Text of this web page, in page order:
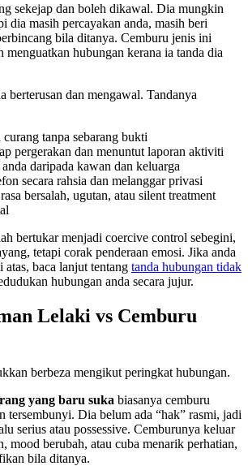
sekejap dan boleh dikawal. Dia mungkin
dia masih percayakan anda, masih beri
bila ditanya. Cemburu jenis ini
menguatkan hubungan kerana ia tanda dia
berterusan dan mengawal. Tandanya
tanpa sebarang bukti
pergerakan dan menuntut laporan aktiviti
daripada kawan dan keluarga
secara rahsia dan melanggar privasi
bersalah, ugutan, atau silent treatment
bertukar menjadi coercive control sebegini,
tetapi corak penderaan emosi. Jika anda
baca lanjut tentang tanda hubungan tidak
hubungan anda secara jujur.
Lelaki vs Cemburu
berbeza mengikut peringkat hubungan.
yang baru suka biasanya cemburu
tersembunyi. Dia belum ada “hak” rasmi, jadi
serius atau possessive. Cemburunya keluar
mood berubah, atau cuba menarik perhatian,
bila ditanya.